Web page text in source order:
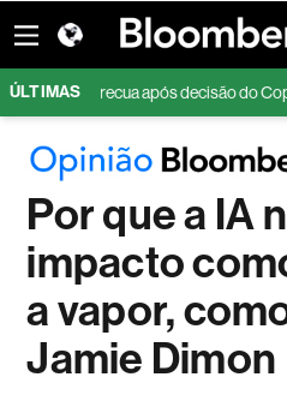
ÚLTIMAS
dólar recua após decisão do Copom
Por que a IA
impacto
a vapor,
Jamie Dimon